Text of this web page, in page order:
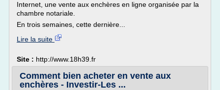
Internet, une vente aux enchères en ligne organisée par la
chambre notariale.
En trois semaines, cette dernière...
Lire la suite
Site : http://www.18h39.fr
Comment bien acheter en vente aux
enchères - Investir-Les ...